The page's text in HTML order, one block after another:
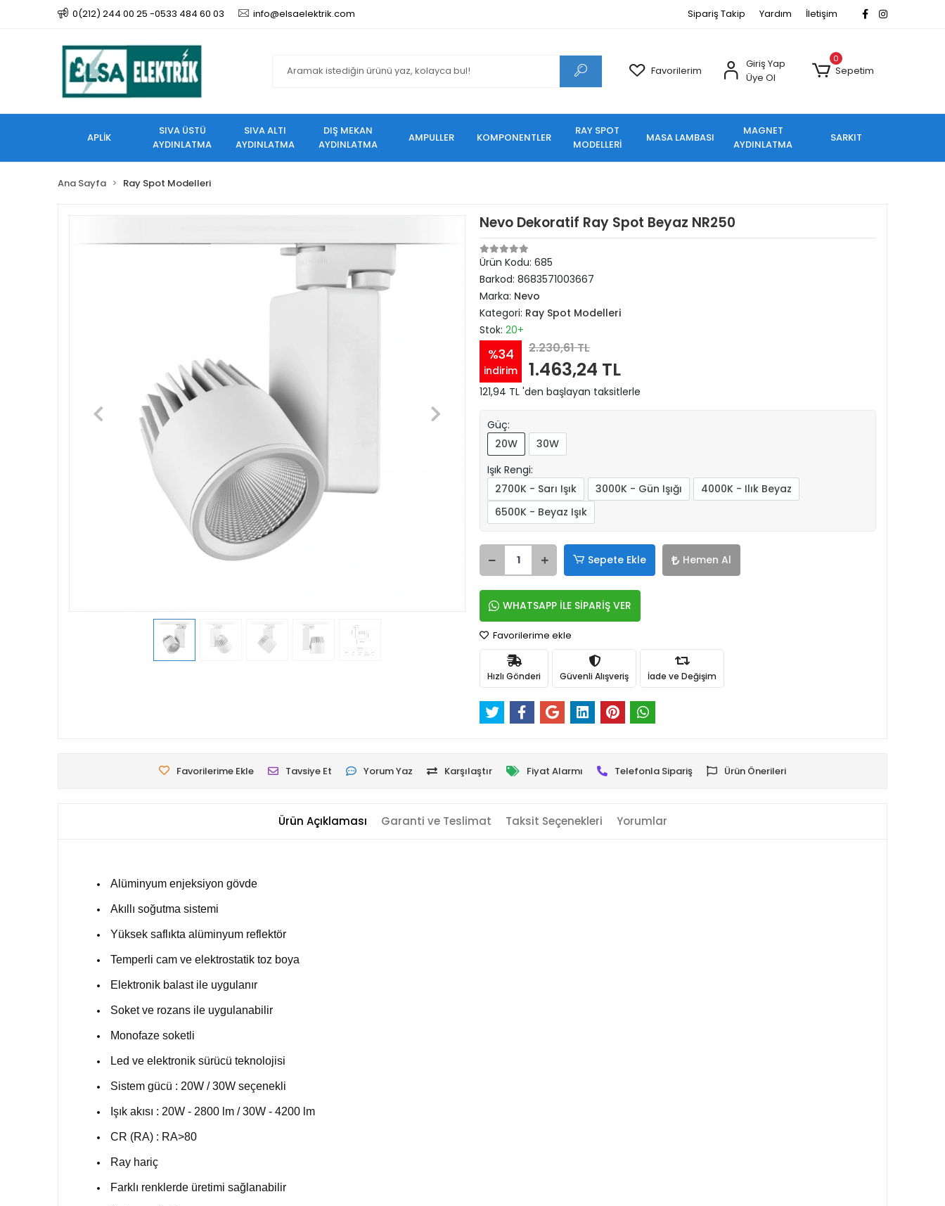
0(212) 244 00 25 -0533 484 60 03 info@elsaelektrik.com Sipariş Takip Yardım İletişim
Favorilerim
Giriş Yap
Üye Ol
0
Sepetim
APLİK
SIVA ÜSTÜ
AYDINLATMA
SIVA ALTI
AYDINLATMA
DIŞ MEKAN
AYDINLATMA
AMPULLER KOMPONENTLER
RAY SPOT
MODELLERİ
MASA LAMBASI
MAGNET
AYDINLATMA
SARKIT
Ana Sayfa Ray Spot Modelleri
Nevo Dekoratif Ray Spot Beyaz NR250
Ürün Kodu: 685
Barkod: 8683571003667
Marka: Nevo
Kategori: Ray Spot Modelleri
Stok: 20+
%34
indirim
2.230,61 TL
1.463,24 TL
121,94 TL 'den başlayan taksitlerle
Güç:
20W
30W
Işık Rengi:
2700K - Sarı Işık
3000K - Gün Işığı
4000K - Ilık Beyaz
6500K - Beyaz Işık
Sepete Ekle Hemen Al
WHATSAPP İLE SİPARİŞ VER
Favorilerime ekle
Hızlı Gönderi Güvenli Alışveriş İade ve Değişim
Favorilerime Ekle Tavsiye Et Yorum Yaz Karşılaştır Fiyat Alarmı Telefonla Sipariş Ürün Önerileri
Ürün Açıklaması Garanti ve Teslimat Taksit Seçenekleri Yorumlar
Alüminyum enjeksiyon gövde
Akıllı soğutma sistemi
Yüksek saflıkta alüminyum reflektör
Temperli cam ve elektrostatik toz boya
Elektronik balast ile uygulanır
Soket ve rozans ile uygulanabilir
Monofaze soketli
Led ve elektronik sürücü teknolojisi
Sistem gücü : 20W / 30W seçenekli
Işık akısı : 20W - 2800 lm / 30W - 4200 lm
CR (RA) : RA>80
Ray hariç
Farklı renklerde üretimi sağlanabilir